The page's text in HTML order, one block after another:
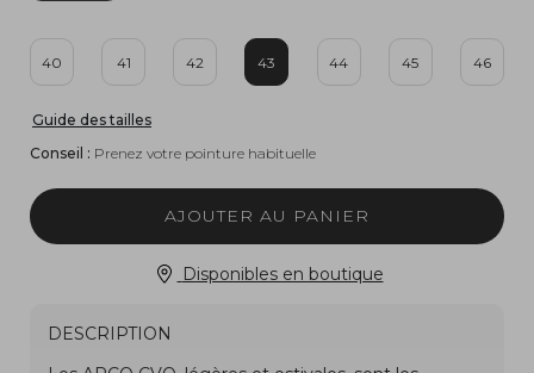
40 41 42 43 44 45 46
Guide des tailles
Conseil : Prenez votre pointure habituelle
AJOUTER AU PANIER
Disponibles en boutique
DESCRIPTION